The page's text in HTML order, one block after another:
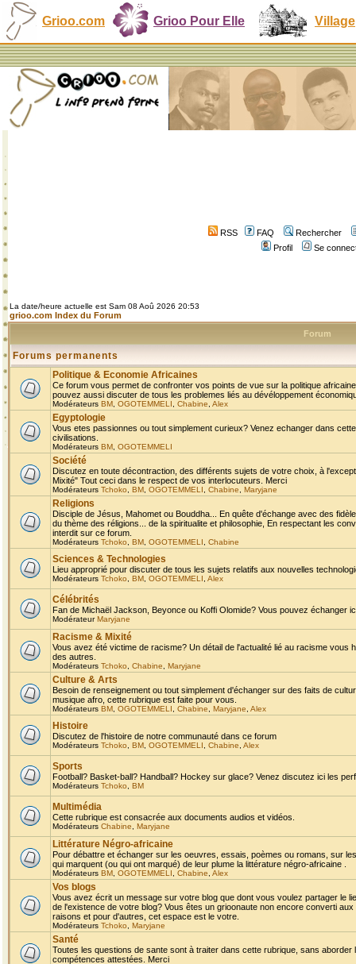
Grioo.com Grioo Pour Elle Village
RSS FAQ
Rechercher
Profil
Se
La date/heure actuelle est Sam 08 Aoû 2026 20:53
grioo.com Index du Forum
Forum
Forums permanents
Politique & Economie Africaines
Ce forum vous permet de confronter vos points de vue sur la politique
pouvez aussi discuter de tous les problemes liés au dévéloppement
Modérateurs BM OGOTEMMELI Chabine Alex
Egyptologie
Vous etes passionnes ou tout simplement curieux? Venez echanger dans
civilisations.
Modérateurs BM OGOTEMMELI
Société
Discutez en toute décontraction, des différents sujets de votre choix, à
Mixité" Tout ceci dans le respect de vos interlocuteurs. Merci
Modérateurs Tchoko BM OGOTEMMELI Chabine Maryjane
Religions
Disciple de Jésus, Mahomet ou Bouddha... En quête d'échange avec des
du thème des réligions... de la spiritualite et philosophie, En respectant les
interdit sur ce forum.
Modérateurs Tchoko BM OGOTEMMELI Chabine
Sciences & Technologies
Lieu approprié pour discuter de tous les sujets relatifs aux nouvelles
Modérateurs Tchoko BM OGOTEMMELI Alex
Célébrités
Fan de Michaël Jackson, Beyonce ou Koffi Olomide? Vous pouvez échanger
ModérateurMaryjane
Racisme & Mixité
Vous avez été victime de racisme? Un détail de l'actualité lié au racisme
des autres.
Modérateurs Tchoko Chabine Maryjane
Culture & Arts
Besoin de renseignement ou tout simplement d'échanger sur des faits de
musique afro, cette rubrique est faite pour vous.
Modérateurs BM OGOTEMMELI Chabine Maryjane Alex
Histoire
Discutez de l'histoire de notre communauté dans ce forum
Modérateurs Tchoko BM OGOTEMMELI Chabine Alex
Sports
Football? Basket-ball? Handball? Hockey sur glace? Venez discutez ici les
Modérateurs Tchoko BM
Multimédia
Cette rubrique est consacrée aux documents audios et vidéos.
Modérateurs Chabine Maryjane
Littérature Négro-africaine
Pour débattre et échanger sur les oeuvres, essais, poèmes ou romans, sur
qui marquent (ou qui ont marqué) de leur plume la littérature négro-africaine .
Modérateurs BM OGOTEMMELI Chabine Alex
Vos blogs
Vous avez écrit un message sur votre blog que dont vous voulez partager le
de l'existence de votre blog? Vous êtes un grioonaute non encore converti
raisons et pour d'autres, cet espace est le votre.
Modérateurs Tchoko Maryjane
Santé
Toutes les questions de sante sont à traiter dans cette rubrique, sans
compétences attestées. Merci